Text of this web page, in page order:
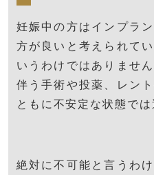
妊娠中の方はインプラ
方が良いと考えられて
いうわけではありませ
伴う手術や投薬、レン
ともに不安定な状態で
絶対に不可能と言うわ